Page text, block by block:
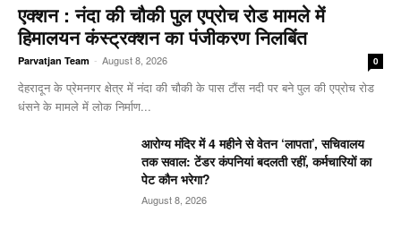
एक्शन : नंदा की चौकी पुल एप्रोच रोड मामले में
हिमालयन कंस्ट्रक्शन का पंजीकरण निलबिंत
Parvatjan Team - August 8, 2026 0
देहरादून के प्रेमनगर क्षेत्र में नंदा की चौकी के पास टौंस नदी पर बने पुल की एप्रोच रोड
धंसने के मामले में लोक निर्माण...
आरोग्य मंदिर में 4 महीने से वेतन ‘लापता’, सचिवालय
तक सवाल: टेंडर कंपनियां बदलती रहीं, कर्मचारियों का
पेट कौन भरेगा?
August 8, 2026